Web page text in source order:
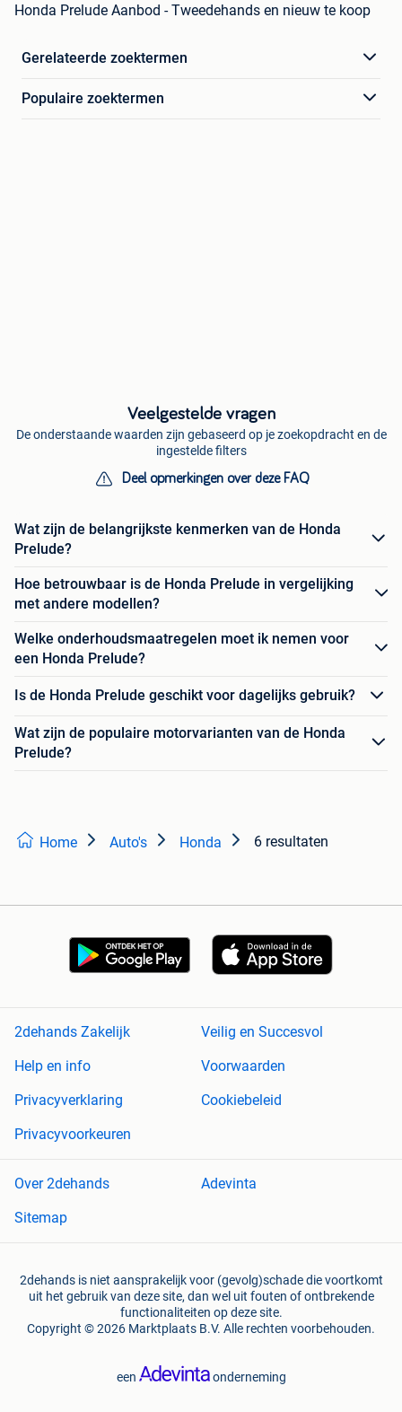
Honda Prelude Aanbod - Tweedehands en nieuw te koop
Gerelateerde zoektermen
Populaire zoektermen
Veelgestelde vragen
De onderstaande waarden zijn gebaseerd op je zoekopdracht en de
ingestelde filters
Deel opmerkingen over deze FAQ
Wat zijn de belangrijkste kenmerken van de Honda
Prelude?
Hoe betrouwbaar is de Honda Prelude in vergelijking
met andere modellen?
Welke onderhoudsmaatregelen moet ik nemen voor
een Honda Prelude?
Is de Honda Prelude geschikt voor dagelijks gebruik?
Wat zijn de populaire motorvarianten van de Honda
Prelude?
Home Auto's Honda 6 resultaten
2dehands Zakelijk
Veilig en Succesvol
Help en info
Voorwaarden
Privacyverklaring
Cookiebeleid
Privacyvoorkeuren
Over 2dehands
Adevinta
Sitemap
2dehands is niet aansprakelijk voor (gevolg)schade die voortkomt
uit het gebruik van deze site, dan wel uit fouten of ontbrekende
functionaliteiten op deze site.
Copyright © 2026 Marktplaats B.V. Alle rechten voorbehouden.
een onderneming